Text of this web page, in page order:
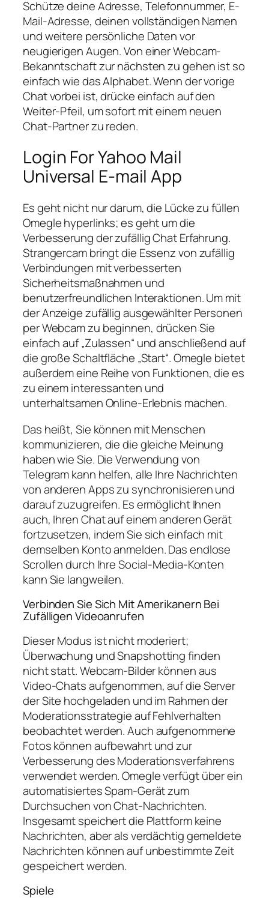
Schütze deine Adresse, Telefonnummer, E-
Mail-Adresse, deinen vollständigen Namen
und weitere persönliche Daten vor
neugierigen Augen. Von einer Webcam-
Bekanntschaft zur nächsten zu gehen ist so
einfach wie das Alphabet. Wenn der vorige
Chat vorbei ist, drücke einfach auf den
Weiter-Pfeil, um sofort mit einem neuen
Chat-Partner zu reden.
Login For Yahoo Mail
Universal E-mail App
Es geht nicht nur darum, die Lücke zu füllen
Omegle hyperlinks; es geht um die
Verbesserung der zufällig Chat Erfahrung.
Strangercam bringt die Essenz von zufällig
Verbindungen mit verbesserten
Sicherheitsmaßnahmen und
benutzerfreundlichen Interaktionen. Um mit
der Anzeige zufällig ausgewählter Personen
per Webcam zu beginnen, drücken Sie
einfach auf „Zulassen“ und anschließend auf
die große Schaltfläche „Start“. Omegle bietet
außerdem eine Reihe von Funktionen, die es
zu einem interessanten und
unterhaltsamen Online-Erlebnis machen.
Das heißt, Sie können mit Menschen
kommunizieren, die die gleiche Meinung
haben wie Sie. Die Verwendung von
Telegram kann helfen, alle Ihre Nachrichten
von anderen Apps zu synchronisieren und
darauf zuzugreifen. Es ermöglicht Ihnen
auch, Ihren Chat auf einem anderen Gerät
fortzusetzen, indem Sie sich einfach mit
demselben Konto anmelden. Das endlose
Scrollen durch Ihre Social-Media-Konten
kann Sie langweilen.
Verbinden Sie Sich Mit Amerikanern Bei
Zufälligen Videoanrufen
Dieser Modus ist nicht moderiert;
Überwachung und Snapshotting finden
nicht statt. Webcam-Bilder können aus
Video-Chats aufgenommen, auf die Server
der Site hochgeladen und im Rahmen der
Moderationsstrategie auf Fehlverhalten
beobachtet werden. Auch aufgenommene
Fotos können aufbewahrt und zur
Verbesserung des Moderationsverfahrens
verwendet werden. Omegle verfügt über ein
automatisiertes Spam-Gerät zum
Durchsuchen von Chat-Nachrichten.
Insgesamt speichert die Plattform keine
Nachrichten, aber als verdächtig gemeldete
Nachrichten können auf unbestimmte Zeit
gespeichert werden.
Spiele